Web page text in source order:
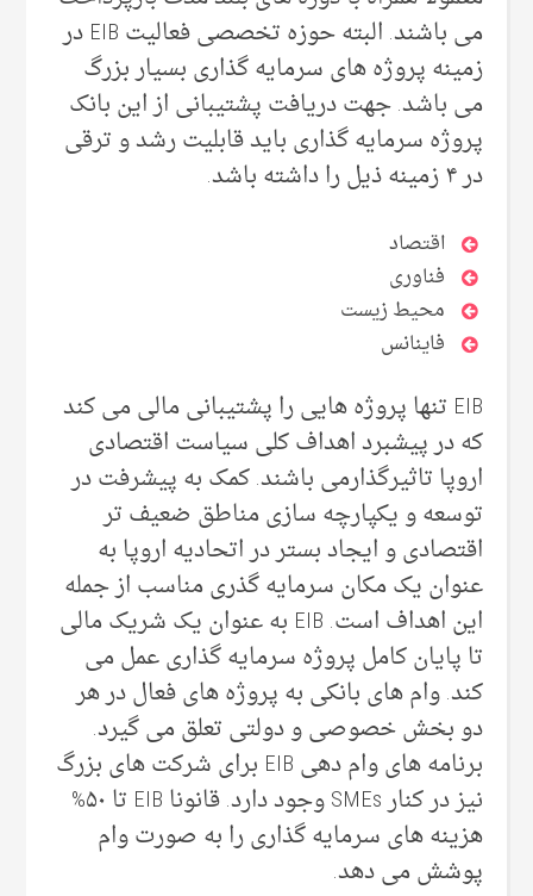
می باشند. البته حوزه تخصصی فعالیت EIB در
زمینه پروژه های سرمایه گذاری بسیار بزرگ
می باشد. جهت دریافت پشتیبانی از این بانک
پروژه سرمایه گذاری باید قابلیت رشد و ترقی
در ۴ زمینه ذیل را داشته باشد.
اقتصاد
فناوری
محیط زیست
فاینانس
EIB تنها پروژه هایی را پشتیبانی مالی می کند
که در پیشبرد اهداف کلی سیاست اقتصادی
اروپا تاثیرگذارمی باشند. کمک به پیشرفت در
توسعه و یکپارچه سازی مناطق ضعیف تر
اقتصادی و ایجاد بستر در اتحادیه اروپا به
عنوان یک مکان سرمایه گذری مناسب از جمله
این اهداف است. EIB به عنوان یک شریک مالی
تا پایان کامل پروژه سرمایه گذاری عمل می
کند. وام های بانکی به پروژه های فعال در هر
دو بخش خصوصی و دولتی تعلق می گیرد.
برنامه های وام دهی EIB برای شرکت های بزرگ
نیز در کنار SMEs وجود دارد. قانونا EIB تا ۵۰%
هزینه های سرمایه گذاری را به صورت وام
پوشش می دهد.